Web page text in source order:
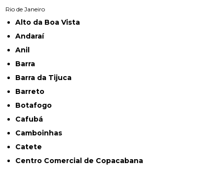
Rio de Janeiro
Alto da Boa Vista
Andaraí
Anil
Barra
Barra da Tijuca
Barreto
Botafogo
Cafubá
Camboinhas
Catete
Centro Comercial de Copacabana